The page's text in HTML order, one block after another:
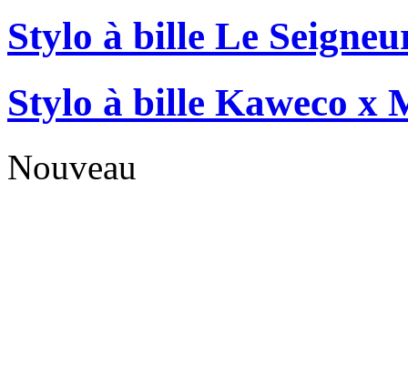
Stylo à bille Le
Stylo à bille Kaweco x
Nouveau